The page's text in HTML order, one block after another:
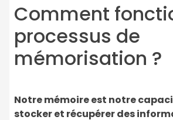
Comment
processus de
mémorisation ?
Notre mémoire est notre
stocker et récupérer des